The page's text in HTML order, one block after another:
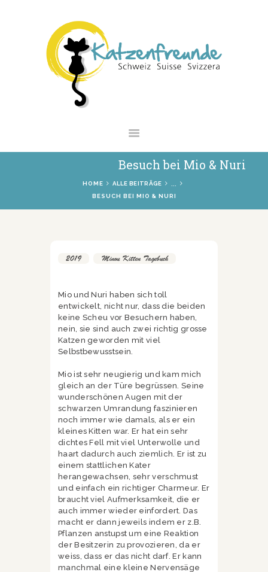
Besuch bei Mio & Nuri
HOME ALLE BEITRÄGE
BESUCH BEI MIO & NURI
NEWS
VERMITTLUNG
INTERESSANTES
SHOP
2019 Minou Kitten Tagebuch
Mio und Nuri haben sich toll
entwickelt, nicht nur, dass die beiden
keine Scheu vor Besuchern haben,
nein, sie sind auch zwei richtig grosse
Katzen geworden mit viel
Selbstbewusstsein.
Mio ist sehr neugierig und kam mich
gleich an der Türe begrüssen. Seine
wunderschönen Augen mit der
schwarzen Umrandung faszinieren
noch immer wie damals, als er ein
kleines Kitten war. Er hat ein sehr
dichtes Fell mit viel Unterwolle und
haart dadurch auch ziemlich. Er ist zu
einem stattlichen Kater
herangewachsen, sehr verschmust
und einfach ein richtiger Charmeur. Er
braucht viel Aufmerksamkeit, die er
auch immer wieder einfordert. Das
macht er dann jeweils indem er z.B.
Pflanzen anstupst um eine Reaktion
der Besitzerin zu provozieren, da er
weiss, dass er das nicht darf. Er kann
manchmal eine kleine Nervensäge